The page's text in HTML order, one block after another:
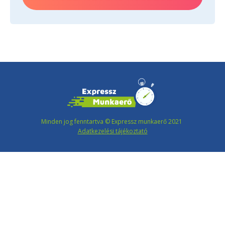
Minden jog fenntartva © Expressz munkaerő 2021
Adatkezelési tájékoztató